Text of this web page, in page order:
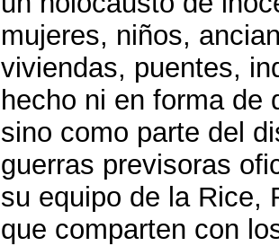
mujeres, niños,
viviendas, puentes,
hecho ni en forma de
sino como parte del
guerras previsoras
su equipo de la Rice,
que comparten con